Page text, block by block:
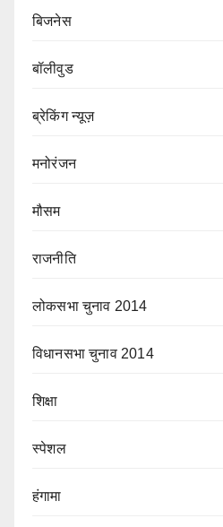
बिजनेस
बॉलीवुड
ब्रेकिंग न्यूज़
मनोरंजन
मौसम
राजनीति
लोकसभा चुनाव 2014
विधानसभा चुनाव 2014
शिक्षा
स्पेशल
हंगामा